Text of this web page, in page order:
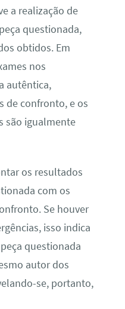
a realização de
questionada,
obtidos. Em
nos
autêntica,
de confronto, e os
são igualmente
os resultados
com os
Se houver
isso indica
questionada
autor dos
se, portanto,